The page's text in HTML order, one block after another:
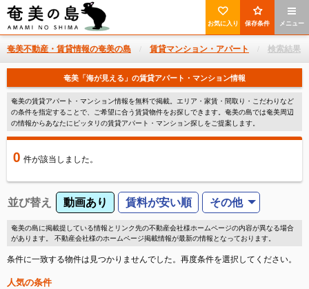
メニュー
保存条件
お気に入り
奄美不動産・賃貸情報の奄美の島 賃貸マンション・アパート 検索結果
奄美「海が見える」の賃貸アパート・マンション情報
奄美の賃貸アパート・マンション情報を無料で掲載。エリア・家賃・間取り・こだわりなど
の条件を指定することで、ご希望に合う賃貸物件をお探しできます。奄美の島では奄美周辺
の情報からあなたにピッタリの賃貸アパート・マンション探しをご提案します。
0 件が該当しました。
並び替え 動画あり 賃料が安い順 その他
奄美の島に掲載提している情報とリンク先の不動産会社様ホームページの内容が異なる場合
があります。 不動産会社様のホームページ掲載情報が最新の情報となっております。
条件に一致する物件は見つかりませんでした。再度条件を選択してください。
人気の条件